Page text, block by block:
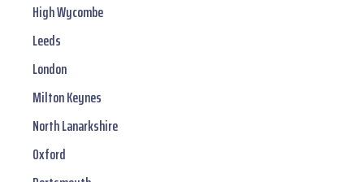
High Wycombe
Leeds
London
Milton Keynes
North Lanarkshire
Oxford